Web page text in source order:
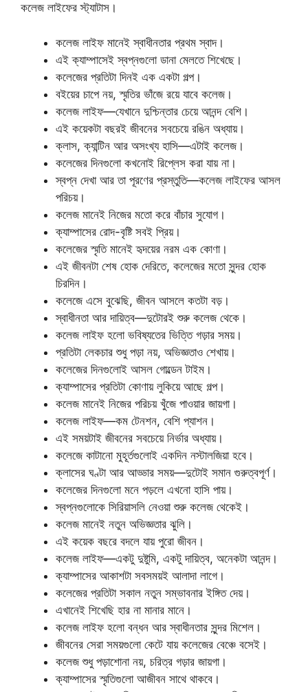
কলেজ লাইফের স্ট্যাটাস।
কলেজ লাইফ মানেই স্বাধীনতার প্রথম স্বাদ।
এই ক্যাম্পাসেই স্বপ্নগুলো ডানা মেলতে শিখেছে।
কলেজের প্রতিটা দিনই এক একটা গল্প।
বইয়ের চাপে নয়, স্মৃতির ভাঁজে রয়ে যাবে কলেজ।
কলেজ লাইফ—যেখানে দুশ্চিন্তার চেয়ে আনন্দ বেশি।
এই কয়েকটা বছরই জীবনের সবচেয়ে রঙিন অধ্যায়।
ক্লাস, ক্যান্টিন আর অসংখ্য হাসি—এটাই কলেজ।
কলেজের দিনগুলো কখনোই রিপ্লেস করা যায় না।
স্বপ্ন দেখা আর তা পূরণের প্রস্তুতি—কলেজ লাইফের আসল
পরিচয়।
কলেজ মানেই নিজের মতো করে বাঁচার সুযোগ।
ক্যাম্পাসের রোদ-বৃষ্টি সবই প্রিয়।
কলেজের স্মৃতি মানেই হৃদয়ের নরম এক কোণা।
এই জীবনটা শেষ হোক দেরিতে, কলেজের মতো সুন্দর হোক
চিরদিন।
কলেজে এসে বুঝেছি, জীবন আসলে কতটা বড়।
স্বাধীনতা আর দায়িত্ব—দুটোরই শুরু কলেজ থেকে।
কলেজ লাইফ হলো ভবিষ্যতের ভিত্তি গড়ার সময়।
প্রতিটা লেকচার শুধু পড়া নয়, অভিজ্ঞতাও শেখায়।
কলেজের দিনগুলোই আসল গোল্ডেন টাইম।
ক্যাম্পাসের প্রতিটা কোণায় লুকিয়ে আছে গল্প।
কলেজ মানেই নিজের পরিচয় খুঁজে পাওয়ার জায়গা।
কলেজ লাইফ—কম টেনশন, বেশি প্যাশন।
এই সময়টাই জীবনের সবচেয়ে নির্ভার অধ্যায়।
কলেজে কাটানো মুহূর্তগুলোই একদিন নস্টালজিয়া হবে।
ক্লাসের ঘণ্টা আর আড্ডার সময়—দুটোই সমান গুরুত্বপূর্ণ।
কলেজের দিনগুলো মনে পড়লে এখনো হাসি পায়।
স্বপ্নগুলোকে সিরিয়াসলি নেওয়া শুরু কলেজ থেকেই।
কলেজ মানেই নতুন অভিজ্ঞতার ঝুলি।
এই কয়েক বছরে বদলে যায় পুরো জীবন।
কলেজ লাইফ—একটু দুষ্টুমি, একটু দায়িত্ব, অনেকটা আনন্দ।
ক্যাম্পাসের আকাশটা সবসময়ই আলাদা লাগে।
কলেজের প্রতিটা সকাল নতুন সম্ভাবনার ইঙ্গিত দেয়।
এখানেই শিখেছি হার না মানার মানে।
কলেজ লাইফ হলো বন্ধন আর স্বাধীনতার সুন্দর মিশেল।
জীবনের সেরা সময়গুলো কেটে যায় কলেজের বেঞ্চে বসেই।
কলেজ শুধু পড়াশোনা নয়, চরিত্র গড়ার জায়গা।
ক্যাম্পাসের স্মৃতিগুলো আজীবন সাথে থাকবে।